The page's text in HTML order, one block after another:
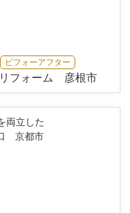
ビフォーアフター
フォーム 彦根市